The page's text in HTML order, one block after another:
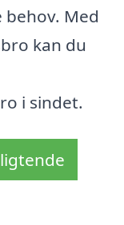
Med
kan du
i sindet.